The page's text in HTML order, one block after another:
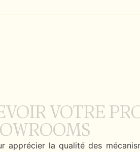
VOTRE
apprécier la qualité des